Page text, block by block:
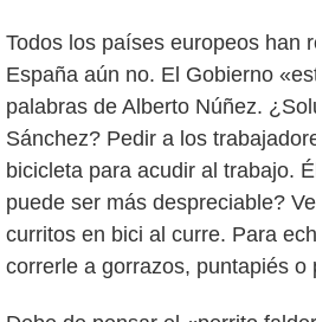
Todos los países europeos han
España aún no. El Gobierno
palabras de Alberto Núñez.
Sánchez? Pedir a los
bicicleta para acudir al trabajo.
puede ser más despreciable?
curritos en bici al curre. Para
correrle a gorrazos, puntapiés o